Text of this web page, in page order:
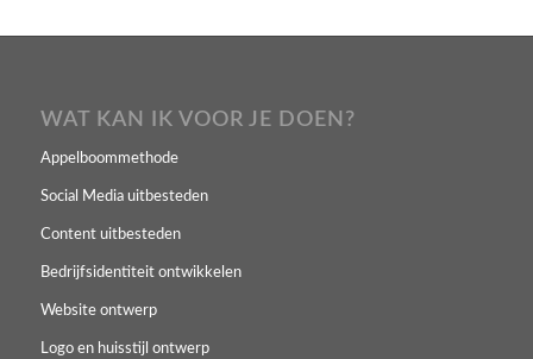
WAT KAN IK VOOR JE DOEN?
Appelboommethode
Social Media uitbesteden
Content uitbesteden
Bedrijfsidentiteit ontwikkelen
Website ontwerp
Logo en huisstijl ontwerp